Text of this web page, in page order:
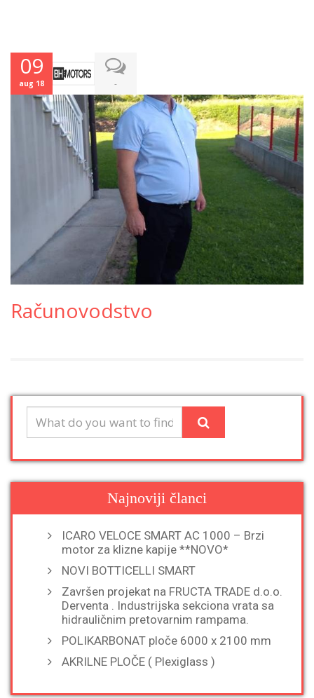
09
aug 18 -
Računovodstvo
Najnoviji članci
ICARO VELOCE SMART AC 1000 – Brzi
motor za klizne kapije **NOVO*
NOVI BOTTICELLI SMART
Završen projekat na FRUCTA TRADE d.o.o.
Derventa . Industrijska sekciona vrata sa
hidrauličnim pretovarnim rampama.
POLIKARBONAT ploče 6000 x 2100 mm
AKRILNE PLOČE ( Plexiglass )